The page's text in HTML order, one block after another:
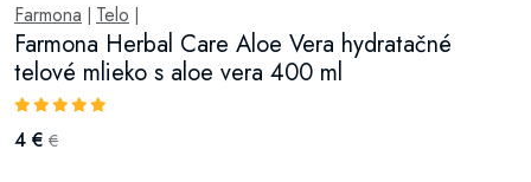
Farmona Telo
Farmona Herbal Care Aloe Vera hydratačné
telové mlieko s aloe vera 400 ml
4 € €